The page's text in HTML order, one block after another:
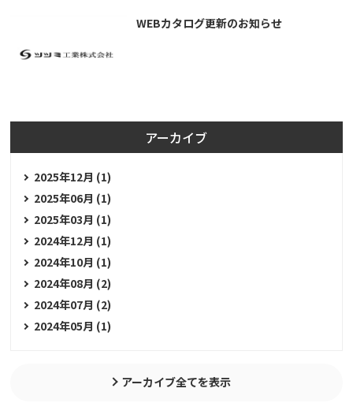
WEBカタログ更新のお知らせ
アーカイブ
2025年12月 (1)
2025年06月 (1)
2025年03月 (1)
2024年12月 (1)
2024年10月 (1)
2024年08月 (2)
2024年07月 (2)
2024年05月 (1)
アーカイブ全てを表示